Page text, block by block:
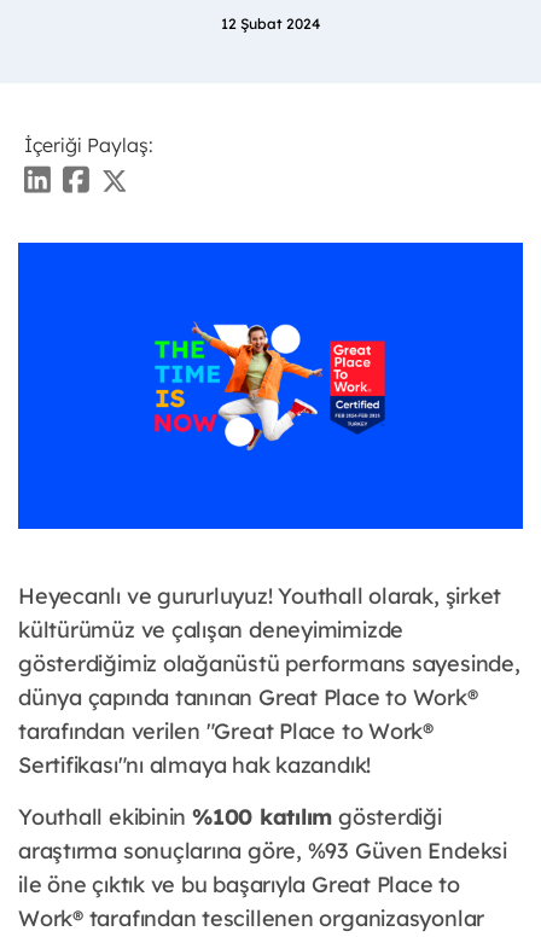
12 Şubat 2024
İçeriği Paylaş:
Heyecanlı ve gururluyuz! Youthall olarak, şirket
kültürümüz ve çalışan deneyimimizde
gösterdiğimiz olağanüstü performans sayesinde,
dünya çapında tanınan Great Place to Work®
tarafından verilen "Great Place to Work®
Sertifikası"nı almaya hak kazandık!
Youthall ekibinin %100 katılım gösterdiği
araştırma sonuçlarına göre, %93 Güven Endeksi
ile öne çıktık ve bu başarıyla Great Place to
Work® tarafından tescillenen organizasyonlar